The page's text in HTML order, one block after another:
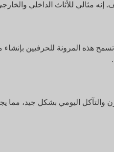
إنه مثالي للأثاث الداخلي
هذه المرونة للحرفيين بإنشاء
اليومي بشكل جيد، مما